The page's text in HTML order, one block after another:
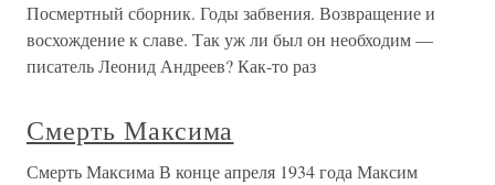
Посмертный сборник. Годы забвения. Возвращение и
восхождение к славе. Так уж ли был он необходим —
писатель Леонид Андреев? Как-то раз
Смерть Максима
Смерть Максима В конце апреля 1934 года Максим